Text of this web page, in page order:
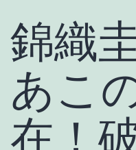
錦織
あこ
在！